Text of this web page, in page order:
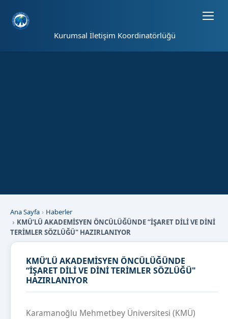
Kurumsal İletişim Koordinatörlüğü
Ana Sayfa
Haberler
KMÜ’LÜ AKADEMİSYEN ÖNCÜLÜĞÜNDE “İŞARET DİLİ VE DİNİ
TERİMLER SÖZLÜĞÜ" HAZIRLANIYOR
KMÜ’LÜ AKADEMİSYEN ÖNCÜLÜĞÜNDE
“İŞARET DİLİ VE DİNİ TERİMLER SÖZLÜĞÜ"
HAZIRLANIYOR
Karamanoğlu Mehmetbey Üniversitesi (KMÜ)